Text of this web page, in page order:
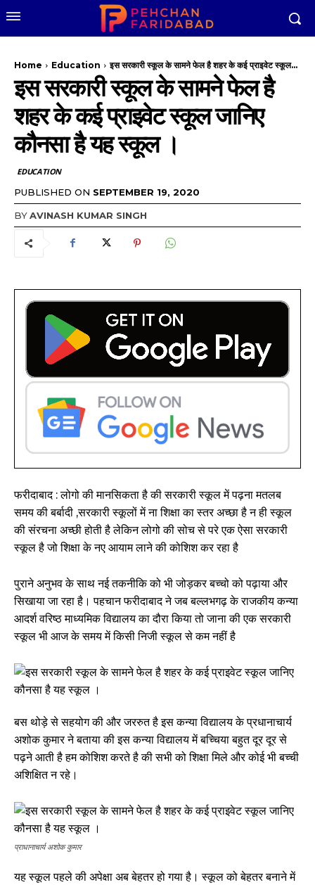
Home Education इस सरकारी स्कूल के सामने फेल है शहर के कई प्राइवेट स्कूल...
इस सरकारी स्कूल के सामने फेल है
शहर के कई प्राइवेट स्कूल जानिए
कौनसा है यह स्कूल ।
EDUCATION
PUBLISHED ON SEPTEMBER 19, 2020
BYAVINASH KUMAR SINGH
फरीदाबाद : लोगो की मानसिकता है की सरकारी स्कूल में पढ़ना मतलब
समय की बर्बादी ,सरकारी स्कूलों में ना शिक्षा का स्तर अच्छा है न ही स्कूल
की संरचना अच्छी होती है लेकिन लोगो की सोच से परे एक ऐसा सरकारी
स्कूल है जो शिक्षा के नए आयाम लाने की कोशिश कर रहा है
पुराने अनुभव के साथ नई तकनीकि को भी जोड़कर बच्चो को पढ़ाया और
सिखाया जा रहा है। पहचान फरीदाबाद ने जब बल्लभगढ़ के राजकीय कन्या
आदर्श वरिष्ठ माध्यमिक विद्यालय का दौरा किया तो जाना की एक सरकारी
स्कूल भी आज के समय में किसी निजी स्कूल से कम नहीं है
बस थोड़े से सहयोग की और जररुत है इस कन्या विद्यालय के प्रधानाचार्य
अशोक कुमार ने बताया की इस कन्या विद्यालय में बच्चिया बहुत दूर दूर से
पढ़ने आती है हम कोशिश करते है की सभी को शिक्षा मिले और कोई भी बच्ची
अशिक्षित न रहे।
प्राधानाचार्य अशोक कुमार
यह स्कूल पहले की अपेक्षा अब बेहतर हो गया है। स्कूल को बेहतर बनाने में